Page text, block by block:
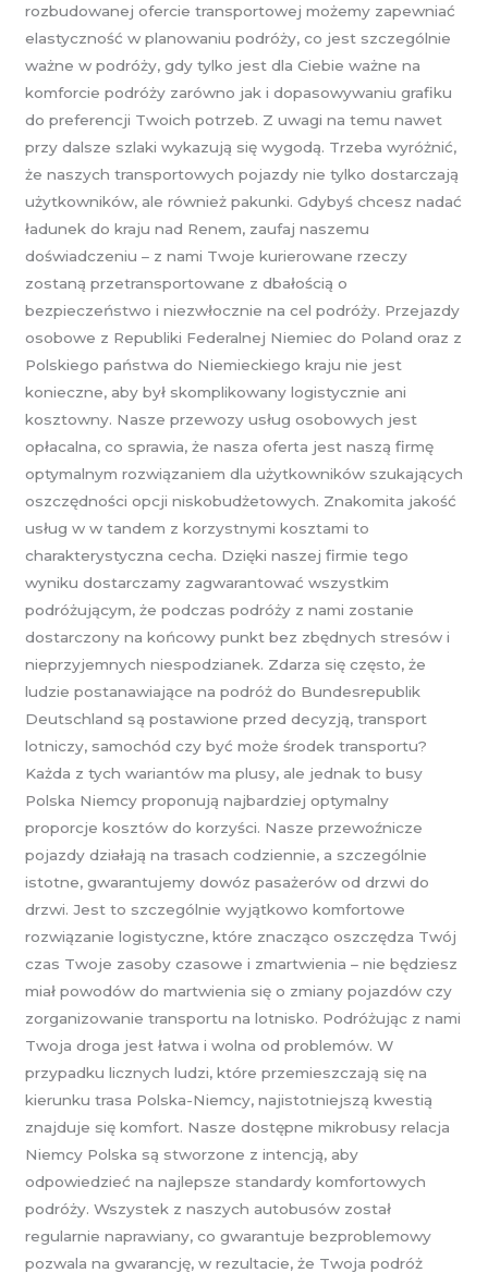
rozbudowanej ofercie transportowej możemy zapewniać
elastyczność w planowaniu podróży, co jest szczególnie
ważne w podróży, gdy tylko jest dla Ciebie ważne na
komforcie podróży zarówno jak i dopasowywaniu grafiku
do preferencji Twoich potrzeb. Z uwagi na temu nawet
przy dalsze szlaki wykazują się wygodą. Trzeba wyróżnić,
że naszych transportowych pojazdy nie tylko dostarczają
użytkowników, ale również pakunki. Gdybyś chcesz nadać
ładunek do kraju nad Renem, zaufaj naszemu
doświadczeniu – z nami Twoje kurierowane rzeczy
zostaną przetransportowane z dbałością o
bezpieczeństwo i niezwłocznie na cel podróży. Przejazdy
osobowe z Republiki Federalnej Niemiec do Poland oraz z
Polskiego państwa do Niemieckiego kraju nie jest
konieczne, aby był skomplikowany logistycznie ani
kosztowny. Nasze przewozy usług osobowych jest
opłacalna, co sprawia, że nasza oferta jest naszą firmę
optymalnym rozwiązaniem dla użytkowników szukających
oszczędności opcji niskobudżetowych. Znakomita jakość
usług w w tandem z korzystnymi kosztami to
charakterystyczna cecha. Dzięki naszej firmie tego
wyniku dostarczamy zagwarantować wszystkim
podróżującym, że podczas podróży z nami zostanie
dostarczony na końcowy punkt bez zbędnych stresów i
nieprzyjemnych niespodzianek. Zdarza się często, że
ludzie postanawiające na podróż do Bundesrepublik
Deutschland są postawione przed decyzją, transport
lotniczy, samochód czy być może środek transportu?
Każda z tych wariantów ma plusy, ale jednak to busy
Polska Niemcy proponują najbardziej optymalny
proporcje kosztów do korzyści. Nasze przewoźnicze
pojazdy działają na trasach codziennie, a szczególnie
istotne, gwarantujemy dowóz pasażerów od drzwi do
drzwi. Jest to szczególnie wyjątkowo komfortowe
rozwiązanie logistyczne, które znacząco oszczędza Twój
czas Twoje zasoby czasowe i zmartwienia – nie będziesz
miał powodów do martwienia się o zmiany pojazdów czy
zorganizowanie transportu na lotnisko. Podróżując z nami
Twoja droga jest łatwa i wolna od problemów. W
przypadku licznych ludzi, które przemieszczają się na
kierunku trasa Polska-Niemcy, najistotniejszą kwestią
znajduje się komfort. Nasze dostępne mikrobusy relacja
Niemcy Polska są stworzone z intencją, aby
odpowiedzieć na najlepsze standardy komfortowych
podróży. Wszystek z naszych autobusów został
regularnie naprawiany, co gwarantuje bezproblemowy
pozwala na gwarancję, w rezultacie, że Twoja podróż